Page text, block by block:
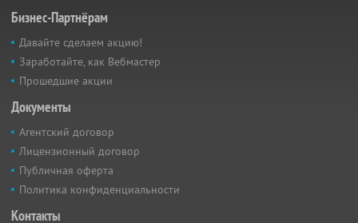
Бизнес-Партнёрам
Давайте сделаем акцию!
Заработайте, как Вебмастер
Прошедшие акции
Документы
Агентский договор
Лицензионный договор
Публичная оферта
Политика конфиденциальности
Контакты